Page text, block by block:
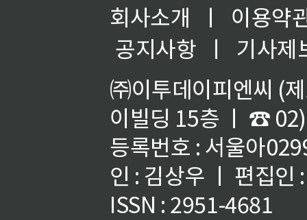
회사소개 ㅣ
이용약
공지사항
ㅣ
기사제
㈜이투데이피엔씨 (
이빌딩 15층 ㅣ ☎
등록번호 : 서울아
인 : 김상우 ㅣ 편집인
ISSN : 2951-4681